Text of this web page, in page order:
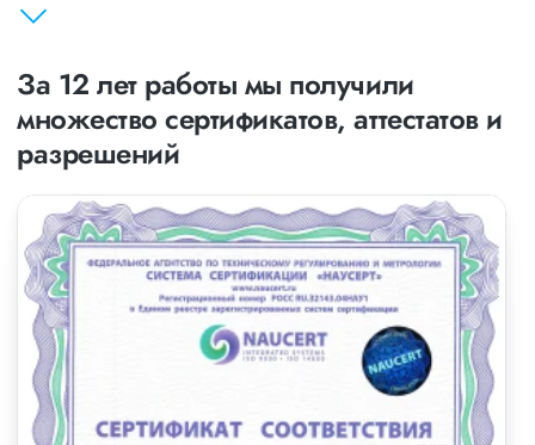
За 12 лет работы мы получили
множество сертификатов, аттестатов и
разрешений